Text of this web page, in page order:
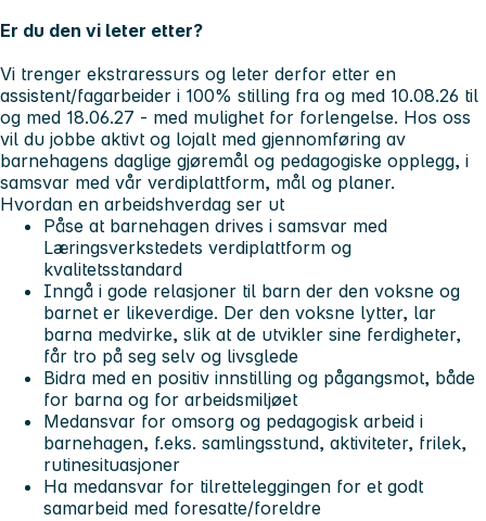
Er du den vi leter etter?
Vi trenger ekstraressurs og leter derfor etter en
assistent/fagarbeider i 100% stilling fra og med 10.08.26 til
og med 18.06.27 - med mulighet for forlengelse. Hos oss
vil du jobbe aktivt og lojalt med gjennomføring av
barnehagens daglige gjøremål og pedagogiske opplegg, i
samsvar med vår verdiplattform, mål og planer.
Hvordan en arbeidshverdag ser ut
Påse at barnehagen drives i samsvar med
Læringsverkstedets verdiplattform og
kvalitetsstandard
Inngå i gode relasjoner til barn der den voksne og
barnet er likeverdige. Der den voksne lytter, lar
barna medvirke, slik at de utvikler sine ferdigheter,
får tro på seg selv og livsglede
Bidra med en positiv innstilling og pågangsmot, både
for barna og for arbeidsmiljøet
Medansvar for omsorg og pedagogisk arbeid i
barnehagen, f.eks. samlingsstund, aktiviteter, frilek,
rutinesituasjoner
Ha medansvar for tilretteleggingen for et godt
samarbeid med foresatte/foreldre